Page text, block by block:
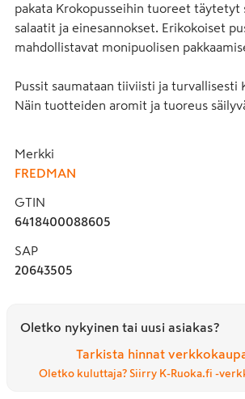
pakata Krokopusseihin tuoreet täytetyt
salaatit ja einesannokset. Erikokoiset
mahdollistavat monipuolisen
Pussit saumataan tiiviisti ja turvallisesti
Näin tuotteiden aromit ja tuoreus
Merkki
FREDMAN
GTIN
6418400088605
SAP
20643505
Oletko nykyinen tai uusi asiakas?
Tarkista hinnat
Oletko kuluttaja? Siirry K-Ruoka.fi -